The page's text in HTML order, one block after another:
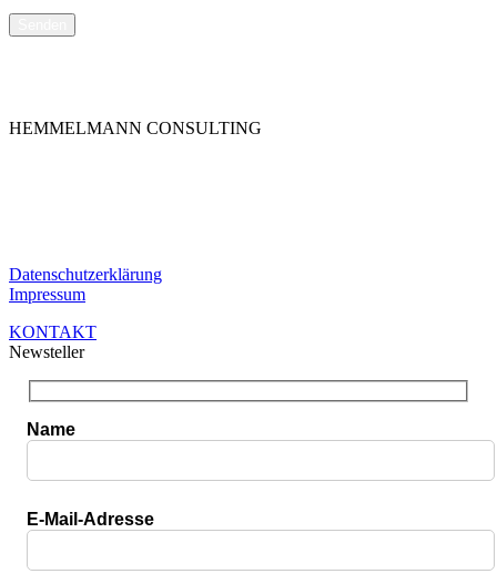
HEMMELMANN CONSULTING
Datenschutzerklärung
Impressum
KONTAKT
Newsteller
Name
E-Mail-Adresse